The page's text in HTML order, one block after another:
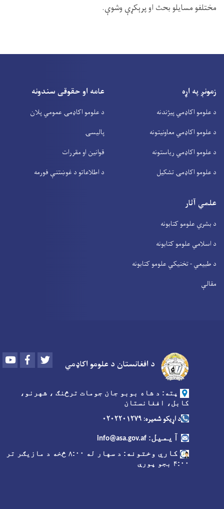
مختلفو مسایلو بحث او پرېکړې وشوې.
زمونږ په اړه
د علومو اکاډمي پیژندنه
د علومو اکاډمي معاونیتونه
د علومو اکاډمي ریاستونه
د علومو اکاډمۍ تشکیل
عامه او حقوقی سندونه
د علومو اکاډمۍ عمومي پلان
پالیسۍ
قوانین او مقررات
د اطلاعاتو د غوښتنې فورمه
علمي آثار
د بشري علومو کتابونه
د اسلامي علومو کتابونه
د طبیعي - تخنیکي علومو کتابونه
مقالې
د افغانستان د علومو اکاډمي Youtube Facebook
پته: د شاه بوبو جان جومات ترڅنګ ، شهرنو،
کابل، افغانستان
د اړیکو شمیره: ۰۲۰۲۲۰۱۲۷۹
آیمیل:
info@asa.gov.af
کاري وختونه
: د سهار له ۸:۰۰ څخه د مازیګر تر
۴:۰۰ بجو پورې